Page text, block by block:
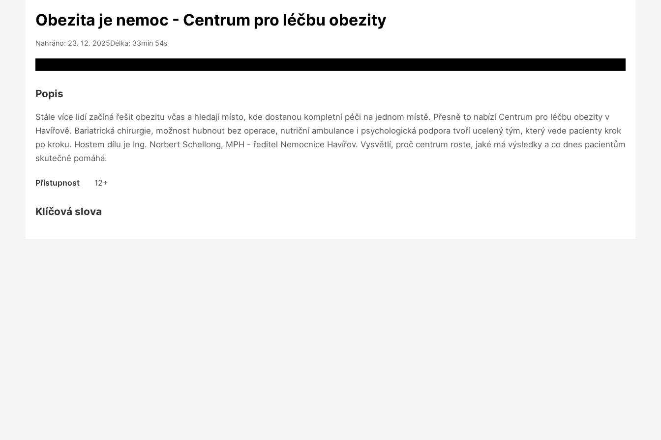
Obezita je nemoc - Centrum pro léčbu obezity
Nahráno: 23. 12. 2025Délka: 33min 54s
Popis
Stále více lidí začíná řešit obezitu včas a hledají místo, kde dostanou kompletní péči na jednom místě. Přesně to nabízí Centrum pro léčbu obezity v
Havířově. Bariatrická chirurgie, možnost hubnout bez operace, nutriční ambulance i psychologická podpora tvoří ucelený tým, který vede pacienty krok
po kroku. Hostem dílu je Ing. Norbert Schellong, MPH - ředitel Nemocnice Havířov. Vysvětlí, proč centrum roste, jaké má výsledky a co dnes pacientům
skutečně pomáhá.
Přístupnost 12+
Klíčová slova